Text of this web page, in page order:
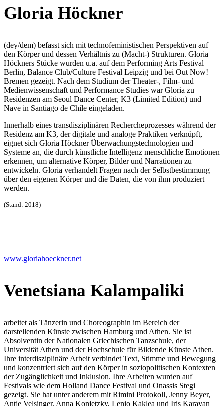
Gloria Höckner
(dey/dem) befasst sich mit technofeministischen Perspektiven auf
den Körper und dessen Verhältnis zu (Macht-) Strukturen. Gloria
Höckners Stücke wurden u.a. auf dem Performing Arts Festival
Berlin, Balance Club/Culture Festival Leipzig und bei Out Now!
Bremen gezeigt. Nach dem Studium der Theater-, Film- und
Medienwissenschaft und Performance Studies war Gloria zu
Residenzen am Seoul Dance Center, K3 (Limited Edition) und
Nave in Santiago de Chile eingeladen.
Innerhalb eines transdisziplinären Rechercheprozesses während der
Residenz am K3, der digitale und analoge Praktiken verknüpft,
eignet sich Gloria Höckner Überwachungstechnologien und
Systeme an, die durch künstliche Intelligenz menschliche Emotionen
erkennen, um alternative Körper, Bilder und Narrationen zu
entwickeln. Gloria verhandelt Fragen nach der Selbstbestimmung
über den eigenen Körper und die Daten, die von ihm produziert
werden.
(Stand: 2018)
www.gloriahoeckner.net
Venetsiana Kalampaliki
arbeitet als Tänzerin und Choreographin im Bereich der
darstellenden Künste zwischen Hamburg und Athen. Sie ist
Absolventin der Nationalen Griechischen Tanzschule, der
Universität Athen und der Hochschule für Bildende Künste Athen.
Ihre interdisziplinäre Arbeit verbindet Text, Stimme und Bewegung
und konzentriert sich auf den Körper in soziopolitischen Kontexten
der Zugänglichkeit und Inklusion. Ihre Arbeiten wurden auf
Festivals wie dem Holland Dance Festival und Onassis Stegi
gezeigt. Sie hat unter anderem mit Rimini Protokoll, Jenny Beyer,
Antje Velsinger, Anna Konjetzky, Lenio Kaklea und Iris Karayan